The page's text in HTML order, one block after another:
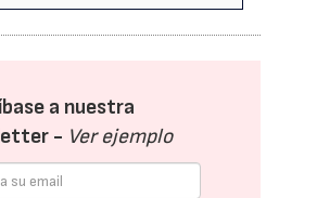
a nuestra
- Ver ejemplo